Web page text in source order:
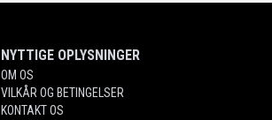
NYTTIGE OPLYSNINGER
OM OS
VILKÅR OG BETINGELSER
KONTAKT OS